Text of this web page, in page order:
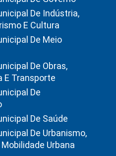
De Indústria,
E Cultura
De Meio
De Obras,
E Transporte
De
De Saúde
De Urbanismo,
Urbana